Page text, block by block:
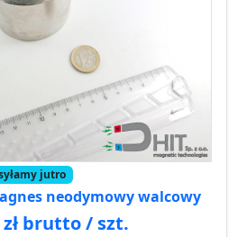
jutro
neodymowy walcowy
zł brutto / szt.